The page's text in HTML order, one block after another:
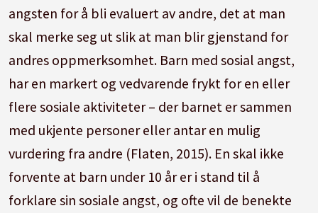
angsten for å bli evaluert av andre, det at man
skal merke seg ut slik at man blir gjenstand for
andres oppmerksomhet. Barn med sosial angst,
har en markert og vedvarende frykt for en eller
flere sosiale aktiviteter – der barnet er sammen
med ukjente personer eller antar en mulig
vurdering fra andre (Flaten, 2015). En skal ikke
forvente at barn under 10 år er i stand til å
forklare sin sosiale angst, og ofte vil de benekte